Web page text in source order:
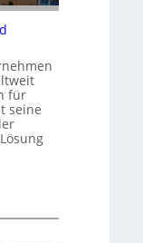
für
seine